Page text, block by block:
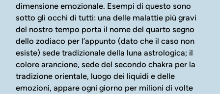
dimensione emozionale. Esempi di questo sono
sotto gli occhi di tutti: una delle malattie più gravi
del nostro tempo porta il nome del quarto segno
dello zodiaco per l’appunto (dato che il caso non
esiste) sede tradizionale della luna astrologica; il
colore arancione, sede del secondo chakra per la
tradizione orientale, luogo dei liquidi e delle
emozioni, appare ogni giorno per milioni di volte